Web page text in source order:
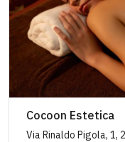
Cocoon Estetica
Via Rinaldo Pigola, 1,